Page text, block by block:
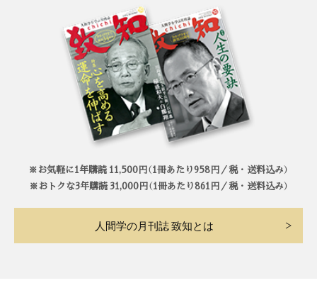
※お気軽に1年購読 11,500円（1冊あたり958円／税・送料込み）
※おトクな3年購読 31,000円（1冊あたり861円／税・送料込み）
人間学の月刊誌 致知とは